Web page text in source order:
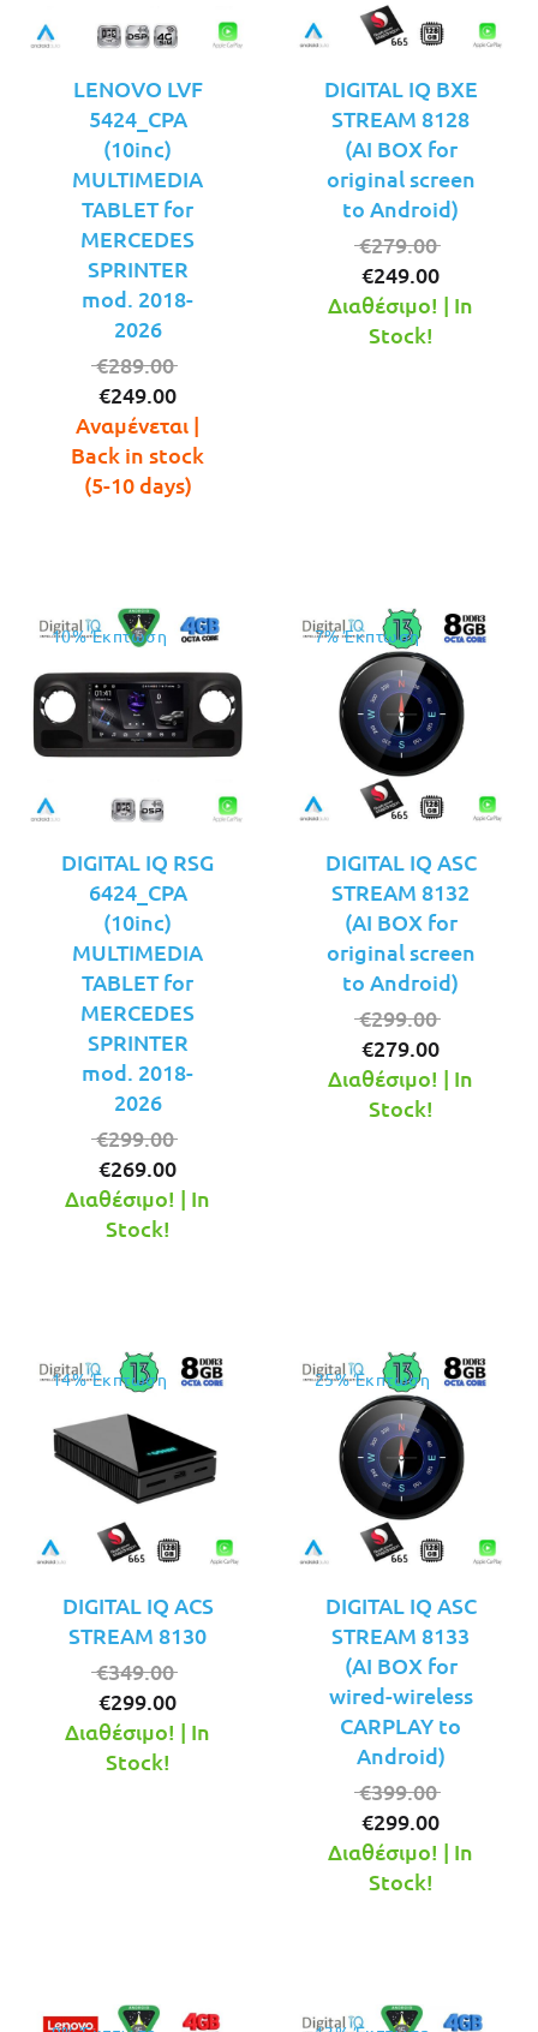
LENOVO LVF
5424_CPA
(10inc)
MULTIMEDIA
TABLET for
MERCEDES
SPRINTER
mod. 2018-
2026
€289.00
was:
€289.00.
€249.00
τρέχουσα
τιμή
είναι:
Αναμένεται |
Back in stock
(5-10 days)
DIGITAL IQ BXE
STREAM 8128
(AI BOX for
original screen
to Android)
€279.00
was:
€249.00
τρέχουσα
Διαθέσιμο! | In
Stock!
10% Έκπτωση
DIGITAL IQ RSG
6424_CPA
(10inc)
MULTIMEDIA
TABLET for
MERCEDES
SPRINTER
mod. 2018-
2026
€299.00
was:
€269.00
τρέχουσα
Διαθέσιμο! | In
Stock!
7% Έκπτωση
DIGITAL IQ ASC
STREAM 8132
(AI BOX for
original screen
to Android)
€299.00
was:
€279.00
τρέχουσα
Διαθέσιμο! | In
Stock!
14% Έκπτωση
DIGITAL IQ ACS
STREAM 8130
€349.00
was:
€299.00
τρέχουσα
Διαθέσιμο! | In
Stock!
25% Έκπτωση
DIGITAL IQ ASC
STREAM 8133
(AI BOX for
wired-wireless
CARPLAY to
Android)
€399.00
was:
€299.00
τρέχουσα
Διαθέσιμο! | In
Stock!